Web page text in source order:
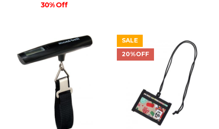
30% Off
SALE
20%OFF